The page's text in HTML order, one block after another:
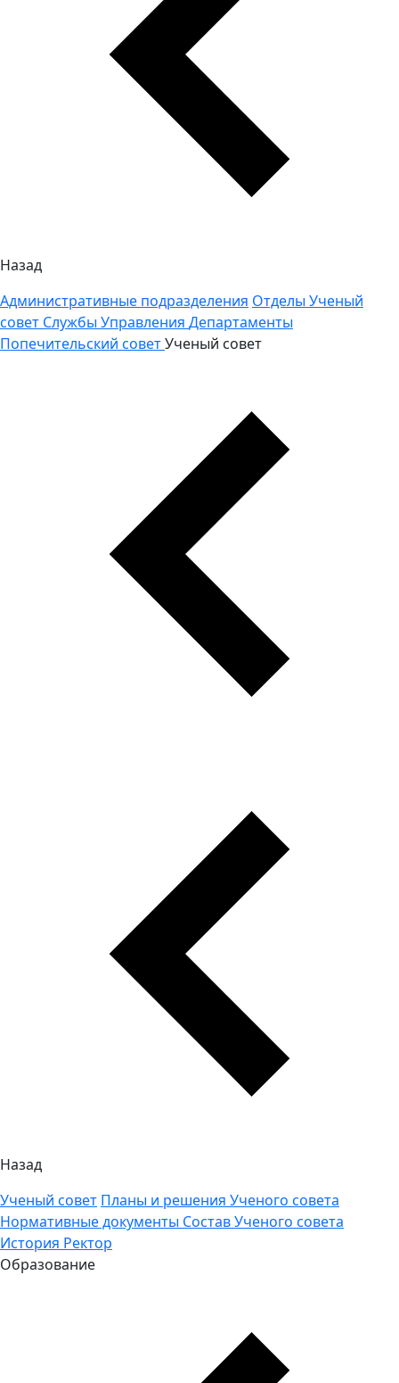
Назад
Административные подразделения Отделы Ученый
совет Службы Управления Департаменты
Попечительский советУченый совет
Назад
Ученый совет Планы и решения Ученого совета
Нормативные документы Состав Ученого совета
История Ректор
Образование